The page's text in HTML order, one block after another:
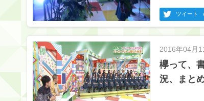
ツイート
2016年04月
欅って、
況、まと